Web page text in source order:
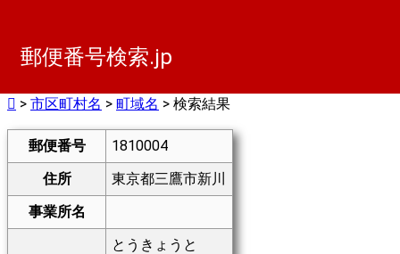
郵便番号検索.jp
> 市区町村名 > 町域名 > 検索結果
郵便番号
1810004
住所
東京都三鷹市新川
事業所名
とうきょうと